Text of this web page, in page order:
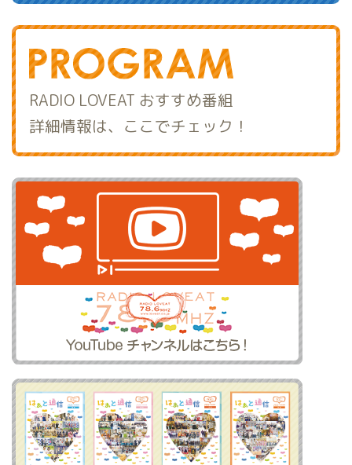
RADIO LOVEAT おすすめ番組
詳細情報は、ここでチェック！